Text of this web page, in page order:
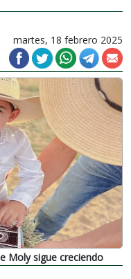
martes, 18 febrero 2025
Moly sigue creciendo